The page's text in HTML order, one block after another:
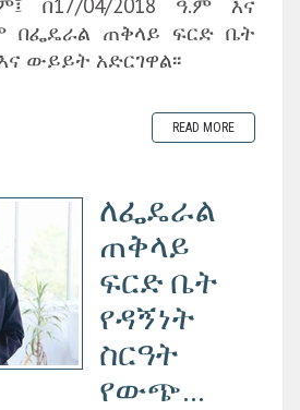
በፌዴራል ጠቅላይ ፍርድ ቤት
ውይይት አድርገዋል፡፡
READ MORE
ለፌዴራል
ጠቅላይ
ፍርድ ቤት
የዳኝነት
ስርዓት
የውጭ...